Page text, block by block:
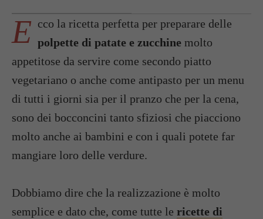
E cco la ricetta perfetta per preparare delle
polpette di patate e zucchine molto
appetitose da servire come secondo piatto
vegetariano o anche come antipasto per un menu
di tutti i giorni sia per il pranzo che per la cena,
sono dei bocconcini tanto sfiziosi che piacciono
molto anche ai bambini e con i quali potete far
mangiare loro delle verdure.
Dobbiamo dire che la realizzazione è molto
semplice e dato che, come tutte le ricette di